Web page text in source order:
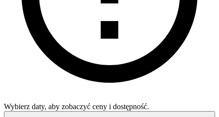
Wybierz daty, aby zobaczyć ceny i dostępność.